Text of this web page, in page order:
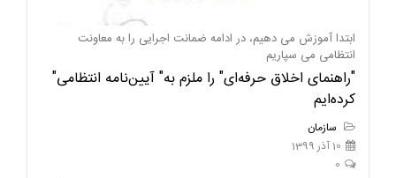
ابتدا آموزش می دهیم، در ادامه ضمانت اجرایی را به معاونت
انتظامی می سپاریم
"راهنمای اخلاق حرفه‌ای" را ملزم به" آیین‌نامه انتظامی"
کرده‌ایم
سازمان
10 آذر 1399
0